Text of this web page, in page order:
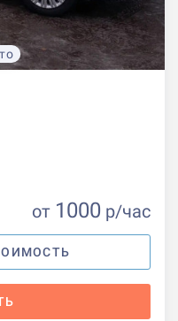
от 1000 р/час